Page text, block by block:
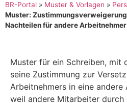
BR-Portal » Muster & Vorlagen »
Muster:
Nachteilen für andere
Muster für ein Schreiben, mit
seine Zustimmung zur
Arbeitnehmers in eine
weil andere Mitarbeiter durch